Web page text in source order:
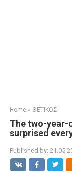
Home » ΘΕΤΙΚΟΣ
The two-year-
surprised
Published by: